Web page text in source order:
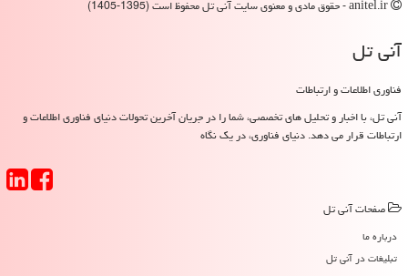
آنی تل
فناوری اطلاعات و ارتباطات
آنی تل، با اخبار و تحلیل های تخصصی، شما را در جریان آخرین تحولات دنیای فناوری اطلاعات و
ارتباطات قرار می دهد. دنیای فناوری، در یک نگاه
صفحات آنی تل
درباره ما
تبلیغات در آنی تل